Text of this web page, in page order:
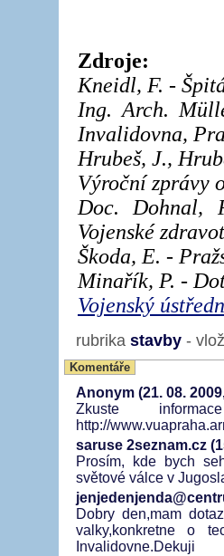
Zdroje:
Kneidl, F. -
Ing. Arch.
Invalidovna,
Hrubeš, J.,
Výroční zprávy
Doc. Dohnal,
Vojenské
Škoda, E. -
Minařík, P. -
Vojenský
rubrika stavby -
Komentáře
Anonym (21. 08.
Zkuste
http://
saruse 2seznam.cz
Prosím, kde bych
světové válce v
Dobry den,mam
valky,konkretne o
Invalidovne.Dekuji